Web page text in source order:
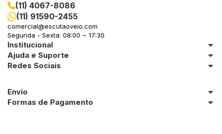
(11) 4067-8086
(11) 91590-2455
comercial@escutaoveio.com
Segunda - Sexta: 08:00 ~ 17:30
Institucional
Ajuda e Suporte
Redes Sociais
Envio
Formas de Pagamento